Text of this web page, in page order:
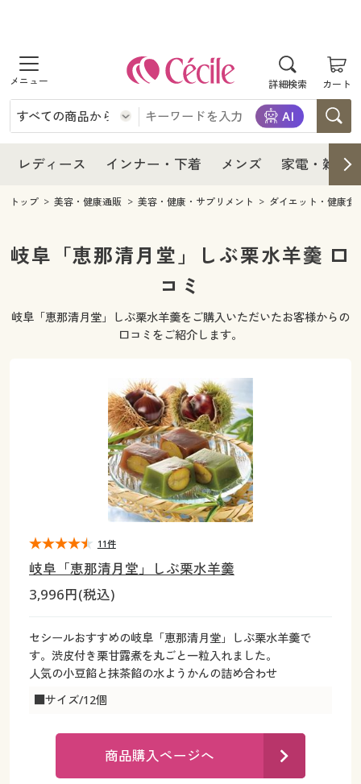
詳細検索 カート
商品を探す
レディース
レディースファッション
女性下着
インナー・下着
インナー・下着通販すべて
女性下着
ジュニア・ティーンズ下着
メンズ
メンズ通販すべて
家電・雑貨
キッチン・雑貨・日用品
寝具・インテリア・家具
寝具・インテリア・家具通販すべて
カーテン・ラグ・ファブリック
美容・健康通販すべて
美容・健康・サプリメント
制服・スクールすべて
ジュニア・ティーンズ下着
大きいサイズ通販すべて
大きいサイズ レディース服
大きいサイズ レディース下着
大きいサイズ メンズ
大きいサイズ 事務・制服
シークレットセール
商品カテゴリ一覧
カタログ
カタログ・チラシからのご注文
デジタルカタログ
レディース インナー・下着 メンズ 家電・雑貨
レディース
レディース通販すべて
レディースファッション
インナー・下着
インナー・下着通販すべて
メンズ
キッチン・雑貨・日用品
寝具・インテリア・家具通販すべて
家具・収納
カーテン・ラグ・ファブリック
美容・健康通販すべて
制服・スクール
ジュニア・ティーンズ下着
大きいサイズ通販すべて
大きいサイズ レディース服
大きいサイズ レディース下着
大きいサイズ メンズ
大きいサイズ 事務・制服
シークレットセール
商品カテゴリ一覧
カタログ
カタログ無料プレゼント
会員メニュー
トップ 美容・健康通販 美容・健康・サプリメント ダイエット・健康食
岐阜「恵那清月堂」しぶ栗水羊羹 口
コミ
岐阜「恵那清月堂」しぶ栗水羊羹をご購入いただいたお客様からの
口コミをご紹介します。
岐阜「恵那清月堂」しぶ栗水羊羹
3,996円(税込)
セシールおすすめの岐阜「恵那清月堂」しぶ栗水羊羹で
す。渋皮付き栗甘露煮を丸ごと一粒入れました。
人気の小豆餡と抹茶餡の水ようかんの詰め合わせ
■サイズ/12個
11件
商品購入ページへ